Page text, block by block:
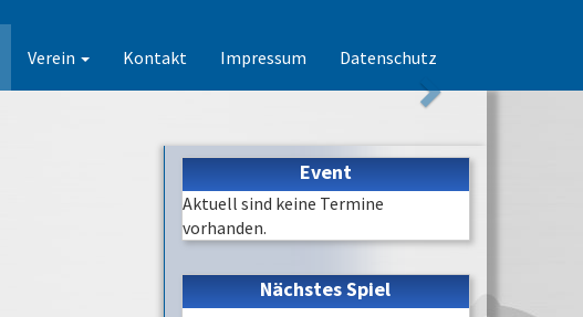
Verein Kontakt Impressum Datenschutz
Event
Aktuell sind keine Termine
vorhanden.
Nächstes Spiel